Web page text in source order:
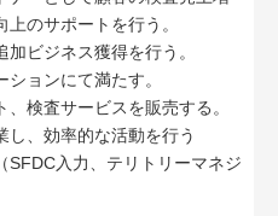
のサポートを行う。
加ビジネス獲得を行う。
ションにて満たす。
、検査サービスを販売する。
し、効率的な活動を行う
SFDC入力、テリトリーマネジ